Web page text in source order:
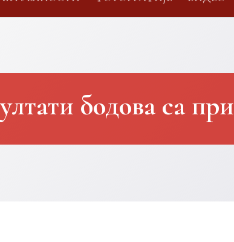
бодова са